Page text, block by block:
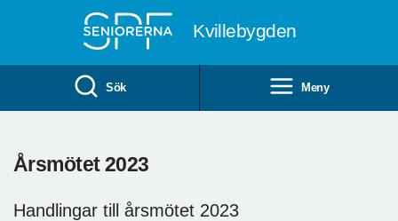
Kvillebygden
Sök Meny
Årsmötet 2023
Handlingar till årsmötet 2023